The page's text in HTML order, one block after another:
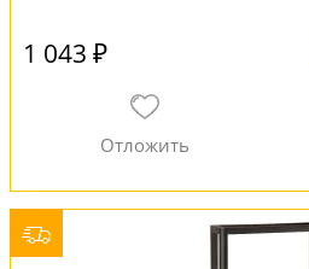
1 043 ₽